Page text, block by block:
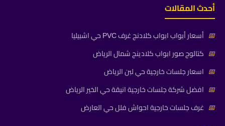
أحدث المقالات
📅 أسعار أبواب ابواب كلادنج غرف PVC حي اشبيليا
📅 كتالوج صور ابواب كلادينج شمال الرياض
📅 اسعار جلسات خارجية حي لبن الرياض
📅 افضل شركة جلسات خارجية انيقة حي الخير الرياض
📅 غرف جلسات خارجية احواش فلل حي العارض